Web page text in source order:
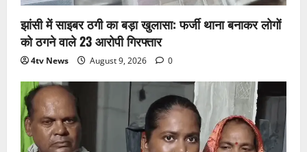
झांसी में साइबर ठगी का बड़ा खुलासा: फर्जी थाना बनाकर लोगों
को ठगने वाले 23 आरोपी गिरफ्तार
4tv News August 9, 2026 0